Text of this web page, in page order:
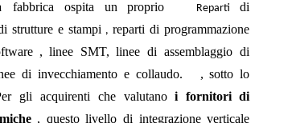
fabbrica
ospita un proprio Repartidi
strutture e stampi ,reparti di programmazione
, linee SMT, linee di assemblaggio di
di invecchiamento e collaudo.
, sotto lo
gli acquirenti che valutano i fornitori di
, questo livello di integrazione verticale